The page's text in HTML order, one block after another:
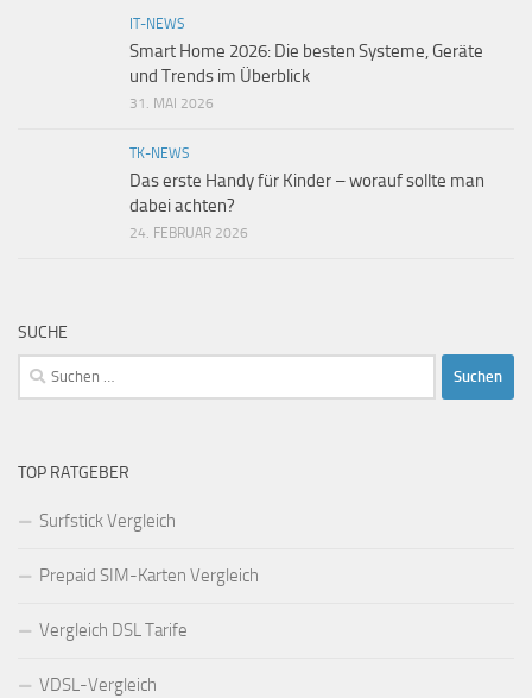
IT-NEWS
Smart Home 2026: Die besten Systeme, Geräte
und Trends im Überblick
31. MAI 2026
TK-NEWS
Das erste Handy für Kinder – worauf sollte man
dabei achten?
24. FEBRUAR 2026
SUCHE
Suchen
nach:
TOP RATGEBER
Surfstick Vergleich
Prepaid SIM-Karten Vergleich
Vergleich DSL Tarife
VDSL-Vergleich